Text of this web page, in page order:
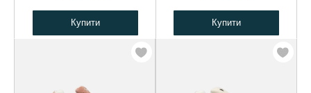
Купити Купити